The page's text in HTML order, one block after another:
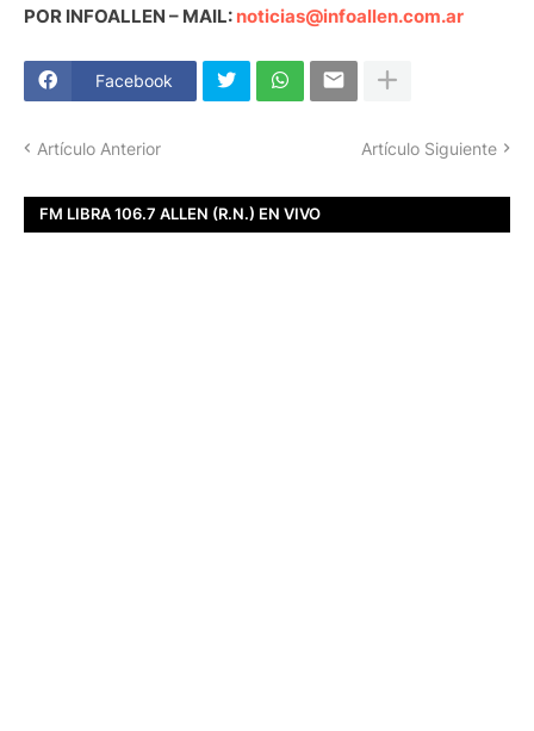
POR INFOALLEN – MAIL: noticias@infoallen.com.ar
Facebook
Artículo Anterior Artículo Siguiente
FM LIBRA 106.7 ALLEN (R.N.) EN VIVO